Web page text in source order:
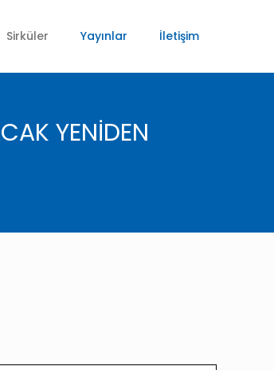
Sirküler Yayınlar İletişim
YENİDEN